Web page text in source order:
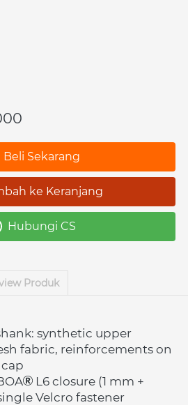
Beli Sekarang
ke Keranjang
Hubungi CS
Produk
synthetic upper
fabric, reinforcements on
L6 closure (1 mm +
Velcro fastener